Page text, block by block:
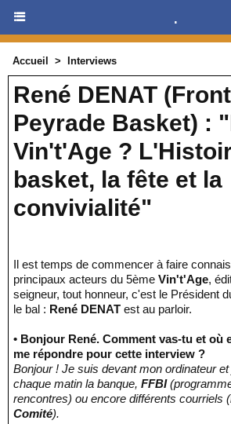
.
Accueil > Interviews
René DENAT
Peyrade Basket) :
Vin't'Age ?
basket, la fête et la
convivialité"
Il est temps de commencer à faire connaissance avec les
principaux acteurs du 5ème Vin't'Age,
seigneur, tout honneur, c'est le Président
le bal : René DENAT est au parloir.
• Bonjour René. Comment vas-tu et où
me répondre pour cette interview ?
Bonjour ! Je suis devant mon ordinateur
chaque matin la banque, FFBI
rencontres) ou encore différents courriels (
Comité).